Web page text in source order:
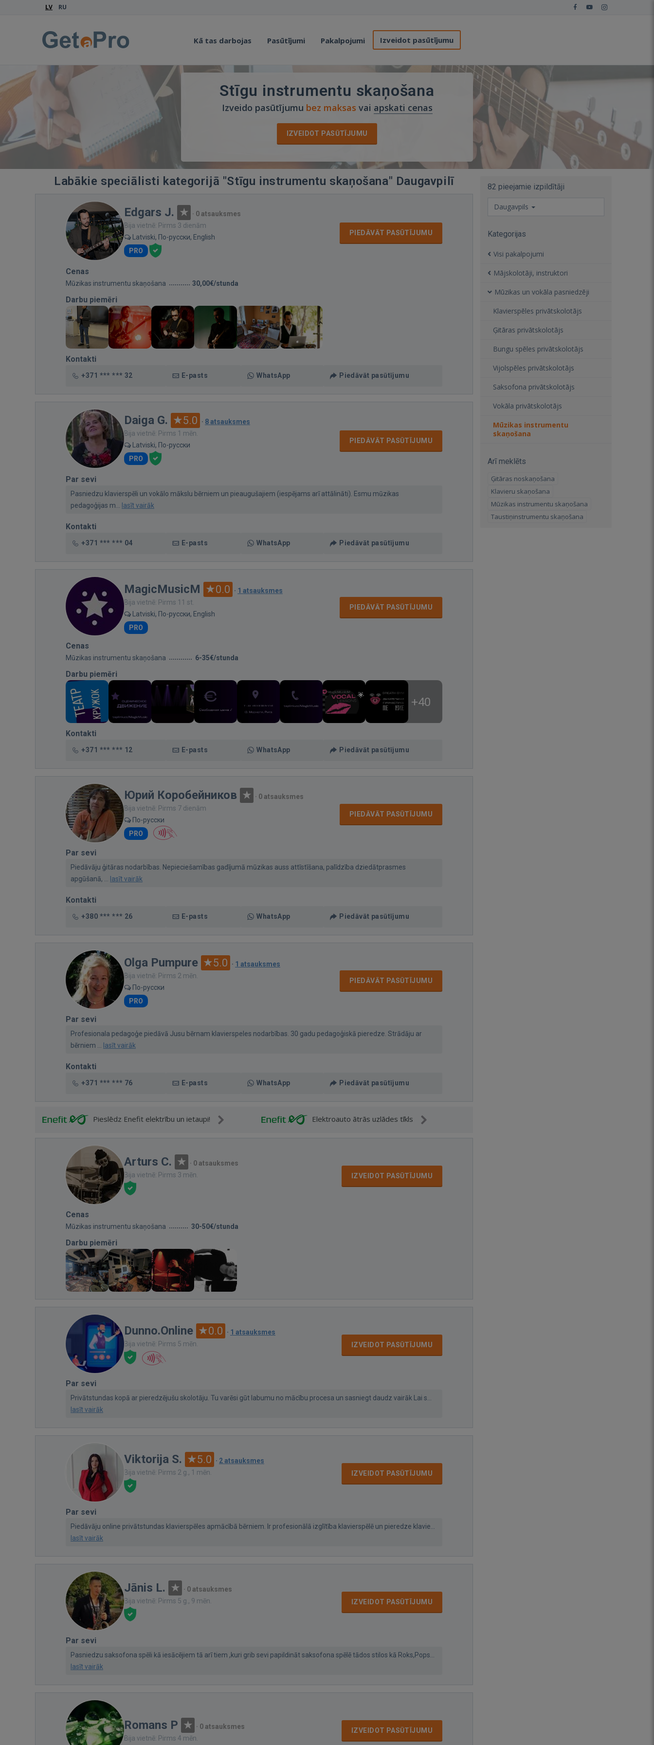
LV RU
Kā tas darbojas Pasūtījumi Pakalpojumi Izveidot pasūtījumu
Stīgu instrumentu skaņošana
Izveido pasūtījumu bez maksas vai apskati cenas
IZVEIDOT PASŪTĪJUMU
Labākie speciālisti kategorijā "Stīgu instrumentu skaņošana" Daugavpilī
Edgars J. · 0 atsauksmes
Bija vietnē: Pirms 3 dienām
Latviski, По-русски, English
PRO
PIEDĀVĀT PASŪTĪJUMU
Cenas
Mūzikas instrumentu skaņošana 30,00€/stunda
Darbu piemēri
Kontakti
+371 *** *** 32 E-pasts WhatsApp Piedāvāt pasūtījumu
Daiga G. 5.0 · 8 atsauksmes
Bija vietnē: Pirms 1 mēn.
Latviski, По-русски
PRO
PIEDĀVĀT PASŪTĪJUMU
Par sevi
Pasniedzu klavierspēli un vokālo mākslu bērniem un pieaugušajiem (iespējams arī attālināti). Esmu mūzikas
pedagoģijas m...
lasīt vairāk
Kontakti
+371 *** *** 04 E-pasts WhatsApp Piedāvāt pasūtījumu
MagicMusicM 0.0 · 1 atsauksmes
Bija vietnē: Pirms 11 st.
Latviski, По-русски, English
PRO
PIEDĀVĀT PASŪTĪJUMU
Cenas
Mūzikas instrumentu skaņošana 6-35€/stunda
Darbu piemēri
+40
Kontakti
+371 *** *** 12 E-pasts WhatsApp Piedāvāt pasūtījumu
Юрий Коробейников · 0 atsauksmes
Bija vietnē: Pirms 7 dienām
По-русски
PRO
PIEDĀVĀT PASŪTĪJUMU
Par sevi
Piedāvāju ģitāras nodarbības. Nepieciešamības gadījumā mūzikas auss attīstīšana, palīdzība dziedātprasmes
apgūšanā, ...
lasīt vairāk
Kontakti
+380 *** *** 26 E-pasts WhatsApp Piedāvāt pasūtījumu
Olga Pumpure 5.0 · 1 atsauksmes
Bija vietnē: Pirms 2 mēn.
По-русски
PRO
PIEDĀVĀT PASŪTĪJUMU
Par sevi
Profesionala pedagoģe piedāvā Jusu bērnam klavierspeles nodarbības. 30 gadu pedagoģiskā pieredze. Strādāju ar
bērniem ...
lasīt vairāk
Kontakti
+371 *** *** 76 E-pasts WhatsApp Piedāvāt pasūtījumu
Pieslēdz Enefit elektrību un ietaupi! Elektroauto ātrās uzlādes tīkls
Arturs C. · 0 atsauksmes
Bija vietnē: Pirms 3 mēn.
IZVEIDOT PASŪTĪJUMU
Cenas
Mūzikas instrumentu skaņošana 30-50€/stunda
Darbu piemēri
Dunno.Online 0.0 · 1 atsauksmes
Bija vietnē: Pirms 5 mēn.
IZVEIDOT PASŪTĪJUMU
Par sevi
Privātstundas kopā ar pieredzējušu skolotāju. Tu varēsi gūt labumu no mācību procesa un sasniegt daudz vairāk Lai s...
lasīt vairāk
Viktorija S. 5.0 · 2 atsauksmes
Bija vietnē: Pirms 2 g., 1 mēn.
IZVEIDOT PASŪTĪJUMU
Par sevi
Piedāvāju online privātstundas klavierspēles apmācībā bērniem. Ir profesionālā izglītība klavierspēlē un pieredze klavie...
lasīt vairāk
Jānis L. · 0 atsauksmes
Bija vietnē: Pirms 5 g., 9 mēn.
IZVEIDOT PASŪTĪJUMU
Par sevi
Pasniedzu saksofona spēli kā iesācējiem tā arī tiem ,kuri grib sevi papildināt saksofona spēlē tādos stilos kā Roks,Pops...
lasīt vairāk
Romans P · 0 atsauksmes
Bija vietnē: Pirms 4 mēn.
IZVEIDOT PASŪTĪJUMU
82 pieejamie izpildītāji
Daugavpils
Kategorijas
Visi pakalpojumi
Mājskolotāji, instruktori
Mūzikas un vokāla pasniedzēji
Klavierspēles privātskolotājs
Ģitāras privātskolotājs
Bungu spēles privātskolotājs
Vijolspēles privātskolotājs
Saksofona privātskolotājs
Vokāla privātskolotājs
Mūzikas instrumentu
skaņošana
Arī meklēts
Ģitāras noskaņošana
Klavieru skaņošana
Mūzikas instrumentu skaņošana
Taustiņinstrumentu skaņošana